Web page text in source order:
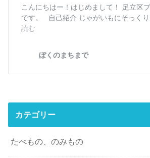
カテゴリー
たべもの、のみもの